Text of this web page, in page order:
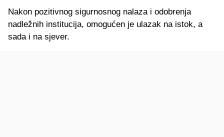
Nakon pozitivnog sigurnosnog nalaza i odobrenja
nadležnih institucija, omogućen je ulazak na istok, a
sada i na sjever.